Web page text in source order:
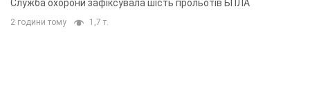
Служба охорони зафіксувала шість прольотів БПЛА
2 години тому 1,7 т.